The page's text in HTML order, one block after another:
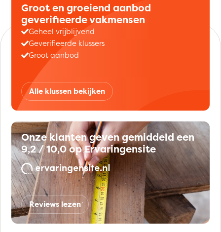
Groot en groeiend aanbod
geverifieerde vakmensen
Geheel vrijblijvend
Geverifieerde klussers
Groot aanbod
Alle klussen bekijken
Onze klanten geven gemiddeld een
9,2 / 10,0 op Ervaringensite
Reviews lezen